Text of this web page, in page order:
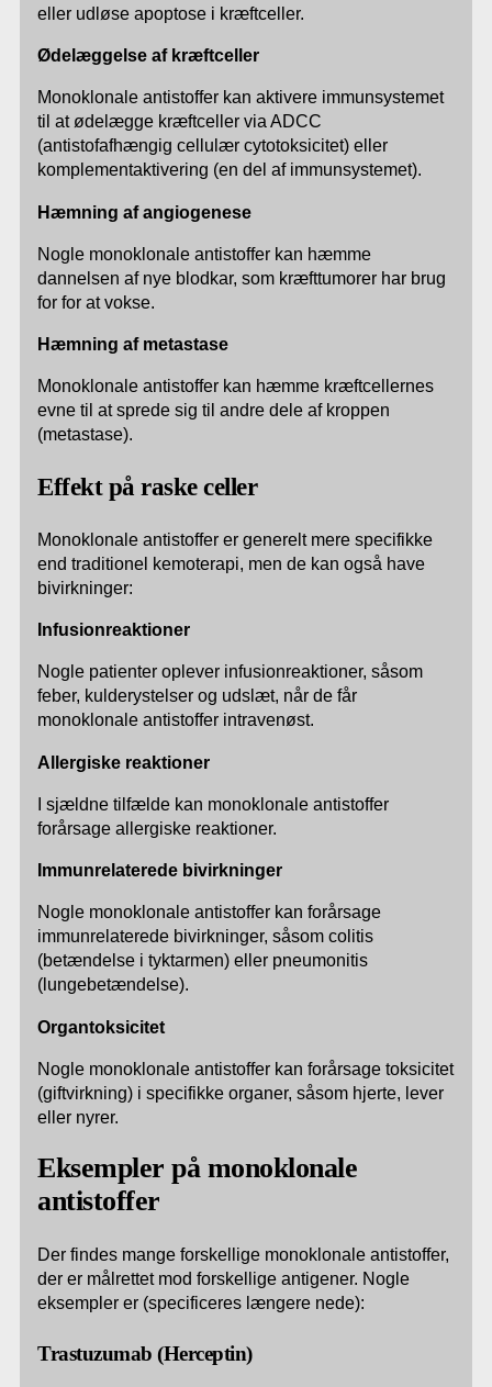
eller udløse apoptose i kræftceller.
Ødelæggelse af kræftceller
Monoklonale antistoffer kan aktivere immunsystemet
til at ødelægge kræftceller via ADCC
(antistofafhængig cellulær cytotoksicitet) eller
komplementaktivering (en del af immunsystemet).
Hæmning af angiogenese
Nogle monoklonale antistoffer kan hæmme
dannelsen af nye blodkar, som kræfttumorer har brug
for for at vokse.
Hæmning af metastase
Monoklonale antistoffer kan hæmme kræftcellernes
evne til at sprede sig til andre dele af kroppen
(metastase).
Effekt på raske celler
Monoklonale antistoffer er generelt mere specifikke
end traditionel kemoterapi, men de kan også have
bivirkninger:
Infusionreaktioner
Nogle patienter oplever infusionreaktioner, såsom
feber, kulderystelser og udslæt, når de får
monoklonale antistoffer intravenøst.
Allergiske reaktioner
I sjældne tilfælde kan monoklonale antistoffer
forårsage allergiske reaktioner.
Immunrelaterede bivirkninger
Nogle monoklonale antistoffer kan forårsage
immunrelaterede bivirkninger, såsom colitis
(betændelse i tyktarmen) eller pneumonitis
(lungebetændelse).
Organtoksicitet
Nogle monoklonale antistoffer kan forårsage toksicitet
(giftvirkning) i specifikke organer, såsom hjerte, lever
eller nyrer.
Eksempler på monoklonale
antistoffer
Der findes mange forskellige monoklonale antistoffer,
der er målrettet mod forskellige antigener. Nogle
eksempler er (specificeres længere nede):
Trastuzumab (Herceptin)